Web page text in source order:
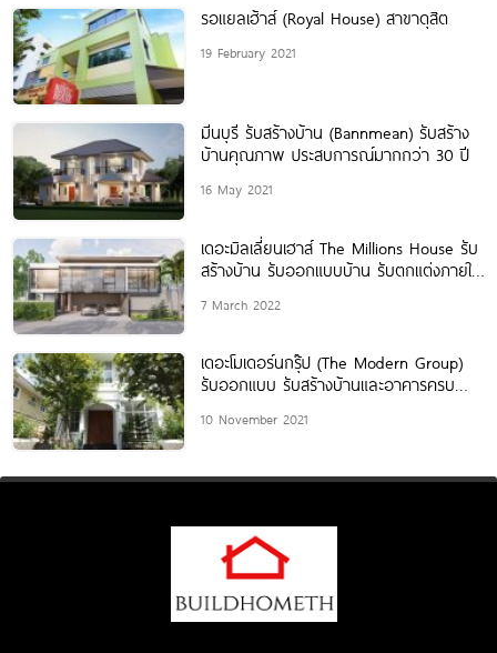
รอแยลเฮ้าส์ (Royal House) สาขาดุสิต
19 February 2021
มีนบุรี รับสร้างบ้าน (Bannmean) รับสร้าง
บ้านคุณภาพ ประสบการณ์มากกว่า 30 ปี
16 May 2021
เดอะมิลเลี่ยนเฮาส์ The Millions House รับ
สร้างบ้าน รับออกแบบบ้าน รับตกแต่งภายใน
7 March 2022
เดอะโมเดอร์นกรุ๊ป (The Modern Group)
รับออกแบบ รับสร้างบ้านและอาคารครบ
10 November 2021